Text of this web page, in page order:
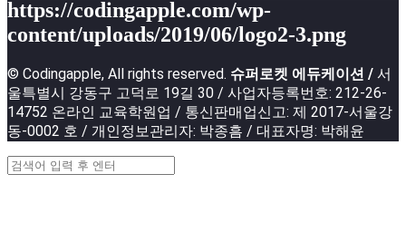
https://codingapple.com/wp-
content/uploads/2019/06/logo2-3.png
© Codingapple, All rights reserved. 슈퍼로켓 에듀케이션 / 서
울특별시 강동구 고덕로 19길 30 / 사업자등록번호: 212-26-
14752 온라인 교육학원업 / 통신판매업신고: 제 2017-서울강
동-0002 호 / 개인정보관리자: 박종흠 / 대표자명: 박해윤